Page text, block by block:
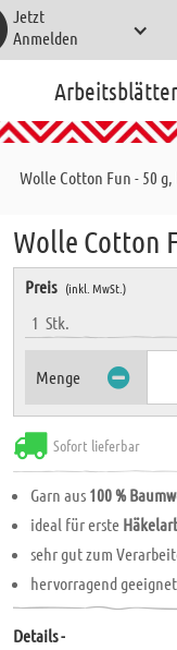
Jetzt
Anmelden
Arbeitsblätter
Wolle Cotton Fun - 50 g,
Wolle Cotton
Preis (inkl. MwSt.)
1Stk.
Menge
Sofort lieferbar
Garn aus 100 %
ideal für erste
sehr gut zum
hervorragend
Details -